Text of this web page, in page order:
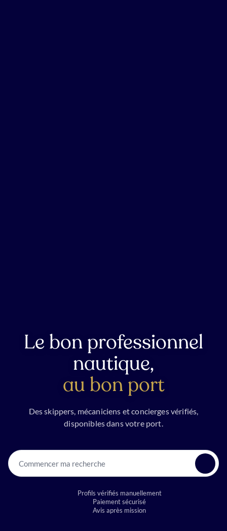
Le bon professionnel
nautique,
au bon port
Des skippers, mécaniciens et concierges vérifiés,
disponibles dans votre port.
Commencer ma recherche
Profils vérifiés manuellement
Paiement sécurisé
Avis après mission